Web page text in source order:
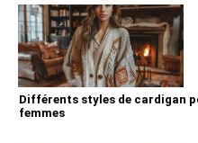
Différents styles de cardigan
femmes